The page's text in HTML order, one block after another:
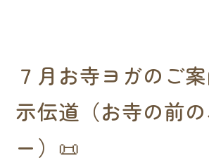
７月お寺ヨガのご
示伝道（お寺の前
ー）📜